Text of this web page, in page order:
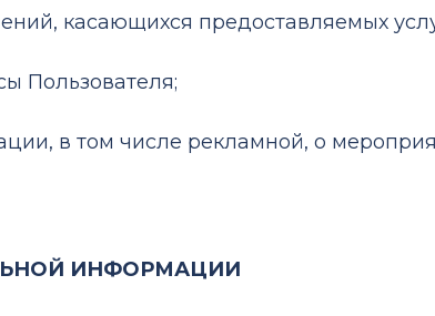
касающихся предоставляемых
Пользователя;
в том числе рекламной, о
ИНФОРМАЦИИ